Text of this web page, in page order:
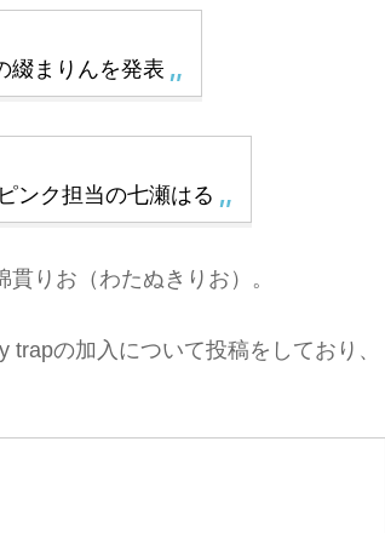
綴まりんを発表
ンク担当の七瀬はる
りお（わたぬきりお）。
の加入について投稿をしており、